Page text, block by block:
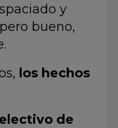
y
bueno,
los hechos
de